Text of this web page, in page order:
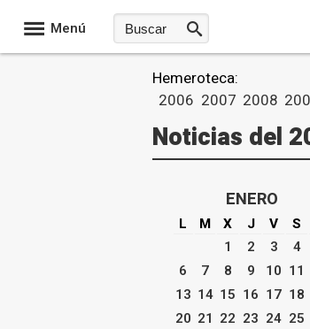
Menú
Hemeroteca:
2006 2007 2008
Noticias del
ENERO
L M X J V S
1
2 3 4
6
7 8 9 10 11
13 14 15 16 17 18
20 21 22 23 24 25